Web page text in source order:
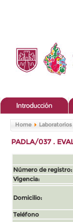
Home
PADLA/037 .
Número de registro:
Vigencia:
Domicilio:
Teléfono